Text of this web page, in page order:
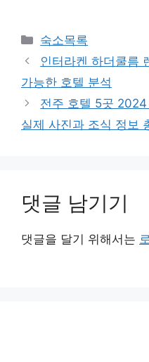
카
테
리
숙소목록
인터라켄 하더쿨름
가능한 호텔 분석
전주 호텔 5곳
실제 사진과 조식 정보
댓글 남기기
댓글을 달기 위해서는